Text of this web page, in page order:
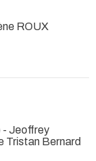
ROUX
- Jeoffrey
Tristan Bernard